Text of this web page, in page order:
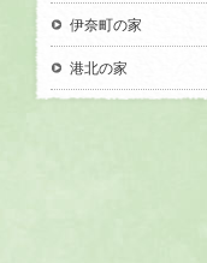
伊奈町の家
港北の家